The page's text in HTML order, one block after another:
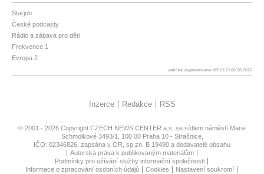
Starjob
České podcasty
Rádio a zábava pro děti
Frekvence 1
Evropa 2
patička vygenerovaná: 09:10:13 06.08.2026
Inzerce Redakce RSS
© 2001 - 2026 Copyright CZECH NEWS CENTER a.s. se sídlem náměstí Marie
Schmolkové 3493/1, 100 00 Praha 10 - Strašnice,
IČO: 02346826, zapsána v OR, sp.zn. B 19490 a dodavatelé obsahu
Autorská práva k publikovaným materiálům
Podmínky pro užívání služby informační společnosti
Informace o zpracování osobních údajů
Cookies
Nastavení soukromí